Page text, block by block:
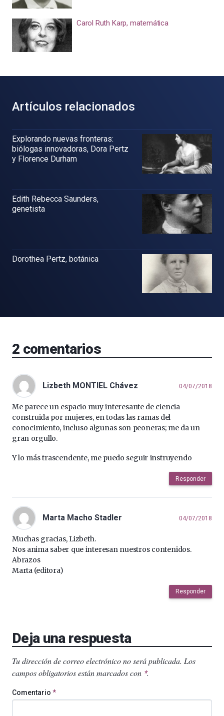
Carol Ruth Karp, matemática
Artículos relacionados
Explorando nuevas fronteras:
biólogas innovadoras, Dora Pertz
y Florence Durham
Edith Rebecca Saunders,
genetista
Dorothea Pertz, botánica
2 comentarios
Lizbeth MONTIEL Chávez 04/07/2018
Me parece un espacio muy interesante de ciencia
construida por mujeres, en todas las ramas del
conocimiento, incluso algunas son peoneras; me da un
gran orgullo.
Y lo más trascendente, me puedo seguir instruyendo
Responder
Marta Macho Stadler 04/07/2018
Muchas gracias, Lizbeth.
Nos anima saber que interesan nuestros contenidos.
Abrazos
Marta (editora)
Responder
Deja una respuesta
Tu dirección de correo electrónico no será publicada. Los
campos obligatorios están marcados con *.
Comentario *